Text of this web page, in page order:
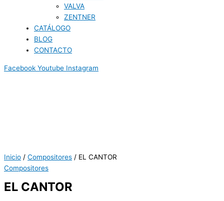
VALVA
ZENTNER
CATÁLOGO
BLOG
CONTACTO
Facebook Youtube Instagram
Inicio / Compositores / EL CANTOR
Compositores
EL CANTOR